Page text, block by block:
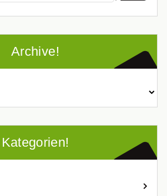
Archive!
Kategorien!